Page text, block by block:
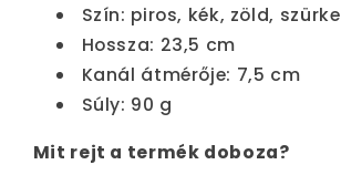
Szín: piros, kék, zöld, szürke
Hossza: 23,5 cm
Kanál átmérője: 7,5 cm
Súly: 90 g
Mit rejt a termék doboza?